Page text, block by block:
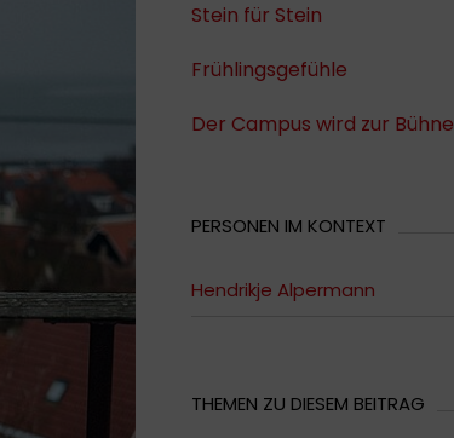
Stein für Stein
Frühlingsgefühle
Der Campus wird zur Bühne
PERSONEN IM KONTEXT
Hendrikje Alpermann
THEMEN ZU DIESEM BEITRAG